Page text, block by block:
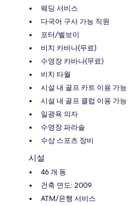
웨딩 서비스
다국어 구사 가능 직원
포터/벨보이
비치 카바나(무료)
수영장 카바나(무료)
비치 타월
시설 내 골프 카트 이용 가능
시설 내 골프 클럽 이용 가능
일광욕 의자
수영장 파라솔
수상 스포츠 장비
시설
46 개 동
건축 연도: 2009
ATM/은행 서비스